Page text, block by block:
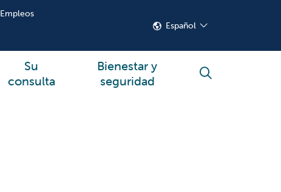
Empleos
Español
Su
consulta
Bienestar y
seguridad
buscar